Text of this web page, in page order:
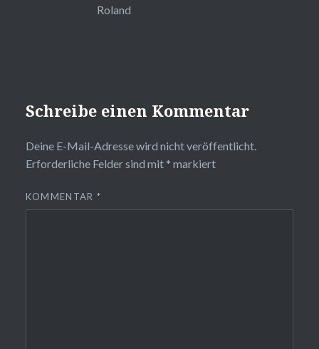
Roland
Schreibe einen Kommentar
Deine E-Mail-Adresse wird nicht veröffentlicht.
Erforderliche Felder sind mit * markiert
KOMMENTAR *